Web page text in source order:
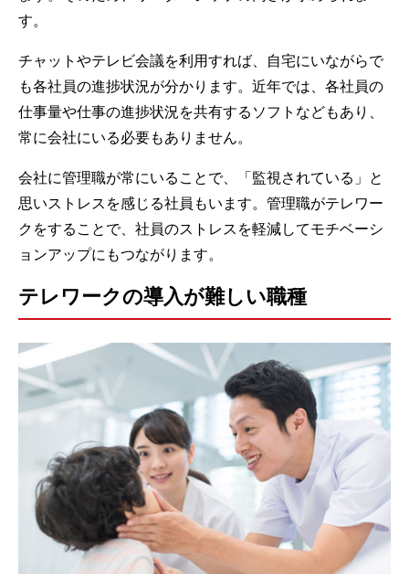
す。
チャットやテレビ会議を利用すれば、自宅にいながらで
も各社員の進捗状況が分かります。近年では、各社員の
仕事量や仕事の進捗状況を共有するソフトなどもあり、
常に会社にいる必要もありません。
会社に管理職が常にいることで、「監視されている」と
思いストレスを感じる社員もいます。管理職がテレワー
クをすることで、社員のストレスを軽減してモチベーシ
ョンアップにもつながります。
テレワークの導入が難しい職種